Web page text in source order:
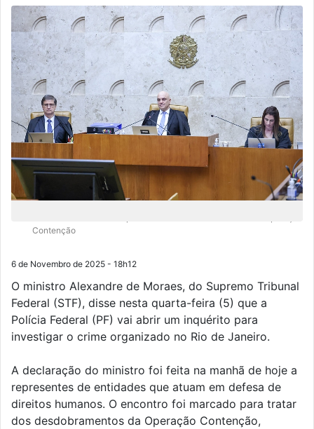
Contenção
6 de Novembro de 2025 - 18h12
O ministro Alexandre de Moraes, do Supremo Tribunal
Federal (STF), disse nesta quarta-feira (5) que a
Polícia Federal (PF) vai abrir um inquérito para
investigar o crime organizado no Rio de Janeiro.
A declaração do ministro foi feita na manhã de hoje a
representes de entidades que atuam em defesa de
direitos humanos. O encontro foi marcado para tratar
dos desdobramentos da Operação Contenção,